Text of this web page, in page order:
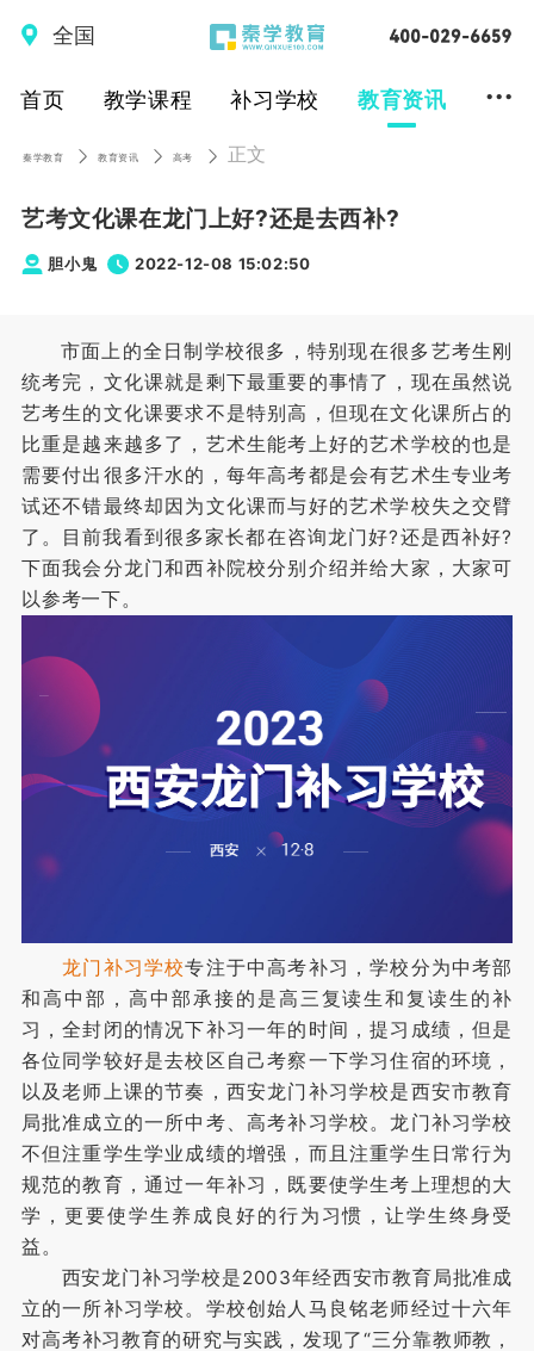
全国
首页 教学课程 补习学校 教育资讯 ...
秦学教育 教育资讯 高考 正文
艺考文化课在龙门上好?还是去西补?
胆小鬼 2022-12-08 15:02:50
市面上的全日制学校很多，特别现在很多艺考生刚
统考完，文化课就是剩下最重要的事情了，现在虽然说
艺考生的文化课要求不是特别高，但现在文化课所占的
比重是越来越多了，艺术生能考上好的艺术学校的也是
需要付出很多汗水的，每年高考都是会有艺术生专业考
试还不错最终却因为文化课而与好的艺术学校失之交臂
了。目前我看到很多家长都在咨询龙门好?还是西补好?
下面我会分龙门和西补院校分别介绍并给大家，大家可
以参考一下。
龙门补习学校专注于中高考补习，学校分为中考部
和高中部，高中部承接的是高三复读生和复读生的补
习，全封闭的情况下补习一年的时间，提习成绩，但是
各位同学较好是去校区自己考察一下学习住宿的环境，
以及老师上课的节奏，西安龙门补习学校是西安市教育
局批准成立的一所中考、高考补习学校。龙门补习学校
不但注重学生学业成绩的增强，而且注重学生日常行为
规范的教育，通过一年补习，既要使学生考上理想的大
学，更要使学生养成良好的行为习惯，让学生终身受
益。
西安龙门补习学校是2003年经西安市教育局批准成
立的一所补习学校。学校创始人马良铭老师经过十六年
对高考补习教育的研究与实践，发现了“三分靠教师教，